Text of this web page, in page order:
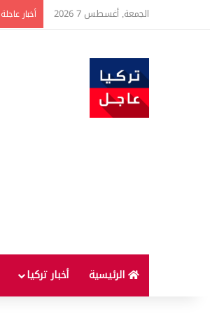
الجمعة, أغسطس 7 2026 أخبار عاجلة
الرئيسية أخبار تركيا